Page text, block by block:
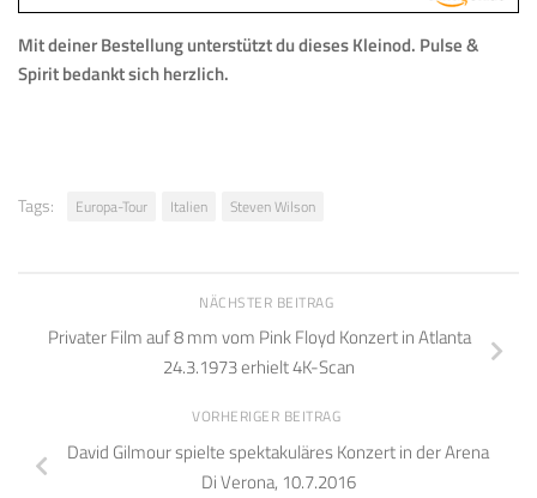
Mit deiner Bestellungunterstützt du dieses Kleinod. Pulse &
Spirit bedankt sich herzlich.
Tags: Europa-Tour Italien Steven Wilson
NÄCHSTER BEITRAG
Privater Film auf 8 mm vom Pink Floyd Konzert in Atlanta
24.3.1973 erhielt 4K-Scan
VORHERIGER BEITRAG
David Gilmour spielte spektakuläres Konzert in der Arena
Di Verona, 10.7.2016